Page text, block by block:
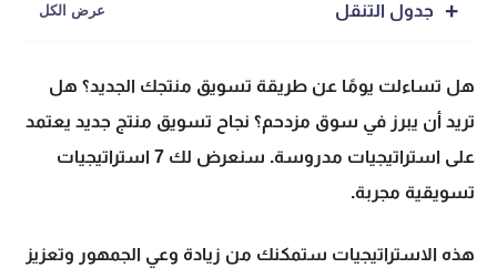
جدول التنقل
هل تساءلت يومًا عن طريقة تسويق منتجك الجديد؟ هل
تريد أن يبرز في سوق مزدحم؟ نجاح تسويق منتج جديد يعتمد
على استراتيجيات مدروسة. سنعرض لك 7 استراتيجيات
تسويقية مجربة.
هذه الاستراتيجيات ستمكنك من زيادة وعي الجمهور وتعزيز